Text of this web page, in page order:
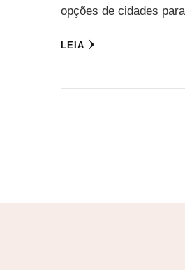
opções de cidades
LEIA